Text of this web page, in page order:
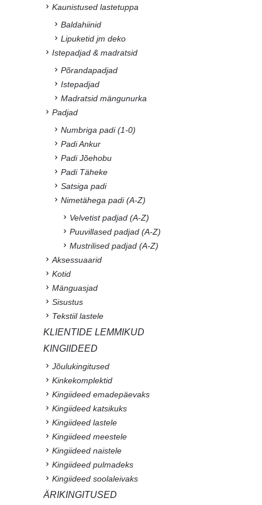
Kaunistused lastetuppa
Baldahiinid
Lipuketid jm deko
Istepadjad & madratsid
Põrandapadjad
Istepadjad
Madratsid mängunurka
Padjad
Numbriga padi (1-0)
Padi Ankur
Padi Jõehobu
Padi Täheke
Satsiga padi
Nimetähega padi (A-Z)
Velvetist padjad (A-Z)
Puuvillased padjad (A-Z)
Mustrilised padjad (A-Z)
Aksessuaarid
Kotid
Mänguasjad
Sisustus
Tekstiil lastele
KLIENTIDE LEMMIKUD
KINGIIDEED
Jõulukingitused
Kinkekomplektid
Kingiideed emadepäevaks
Kingiideed katsikuks
Kingiideed lastele
Kingiideed meestele
Kingiideed naistele
Kingiideed pulmadeks
Kingiideed soolaleivaks
ÄRIKINGITUSED